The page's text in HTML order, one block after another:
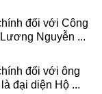
đối với Công
Nguyễn ...
đối với ông
đại diện Hộ ...